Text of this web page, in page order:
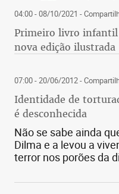
04:00 - 08/10/2021 -
Primeiro livro infantil
nova edição ilustrada
07:00 - 20/06/2012-
Identidade de
é desconhecida
Não se sabe ainda
Dilma e a levou a
terror nos porões da